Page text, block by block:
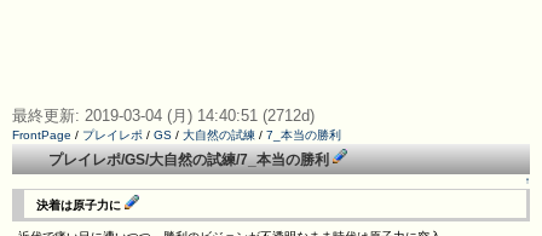
最終更新: 2019-03-04 (月) 14:40:51 (2712d)
FrontPage / プレイレポ / GS / 大自然の試練 / 7_本当の勝利
プレイレポ/GS/大自然の試練/7_本当の勝利
↑
決着は原子力に